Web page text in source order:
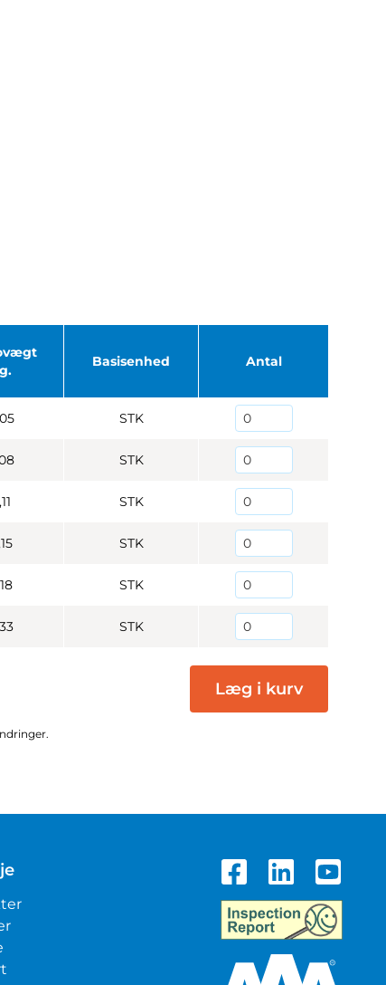
Basisenhed Antal
STK
STK
STK
STK
STK
STK
Læg i kurv